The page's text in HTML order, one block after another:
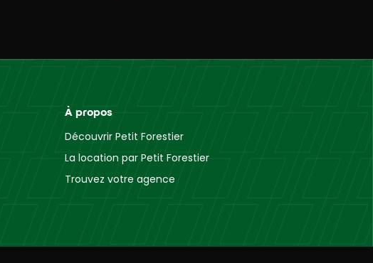
À propos
Découvrir Petit Forestier
La location par Petit Forestier
Trouvez votre agence